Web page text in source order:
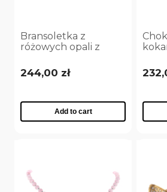
Bransoletka z
różowych opali z
kryształkami Aria
Princess Collection
244,00 zł
Add to cart